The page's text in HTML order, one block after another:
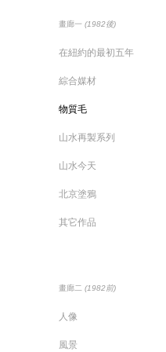
畫廊一 (1982後)
在紐約的最初五年
綜合媒材
物質毛
山水再製系列
山水今天
北京塗鴉
其它作品
畫廊二 (1982前)
人像
風景